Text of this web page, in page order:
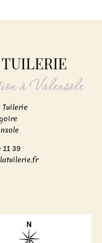
à Valensole
Tuilerie
11 39